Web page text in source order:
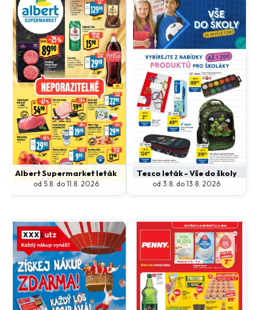
Albert Supermarket leták
od 5.8. do 11.8. 2026
Tesco leták - Vše do školy
od 3.8. do 13.8. 2026